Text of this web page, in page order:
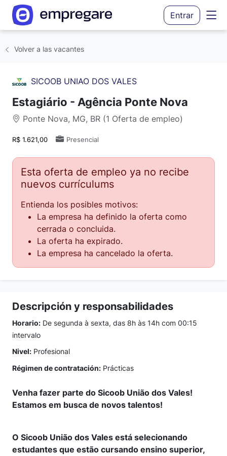
Entrar
Volver a las vacantes
SICOOB UNIAO DOS VALES
Estagiário - Agência Ponte Nova
Ponte Nova, MG, BR (1 Oferta de empleo)
R$ 1.621,00 Presencial
Esta oferta de empleo ya no recibe
nuevos currículums
Entienda los posibles motivos:
La empresa ha definido la oferta como
cerrada o concluida.
La oferta ha expirado.
La empresa ha cancelado la oferta.
Descripción y responsabilidades
Horario: De segunda à sexta, das 8h às 14h com 00:15
intervalo
Nivel: Profesional
Régimen de contratación: Prácticas
Venha fazer parte do Sicoob União dos Vales!
Estamos em busca de novos talentos!
O Sicoob União dos Vales está selecionando
estudantes que estão cursando ensino superior,